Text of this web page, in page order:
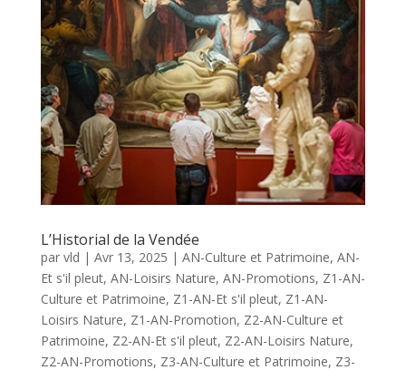
L’Historial de la Vendée
par vld | Avr 13, 2025 | AN-Culture et Patrimoine, AN-
Et s'il pleut, AN-Loisirs Nature, AN-Promotions, Z1-AN-
Culture et Patrimoine, Z1-AN-Et s'il pleut, Z1-AN-
Loisirs Nature, Z1-AN-Promotion, Z2-AN-Culture et
Patrimoine, Z2-AN-Et s'il pleut, Z2-AN-Loisirs Nature,
Z2-AN-Promotions, Z3-AN-Culture et Patrimoine, Z3-